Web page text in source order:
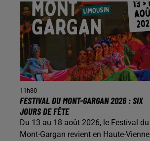
11h30
FESTIVAL DU MONT-GARGAN 2026 : SIX
JOURS DE FÊTE
Du 13 au 18 août 2026, le Festival du
Mont-Gargan revient en Haute-Vienne